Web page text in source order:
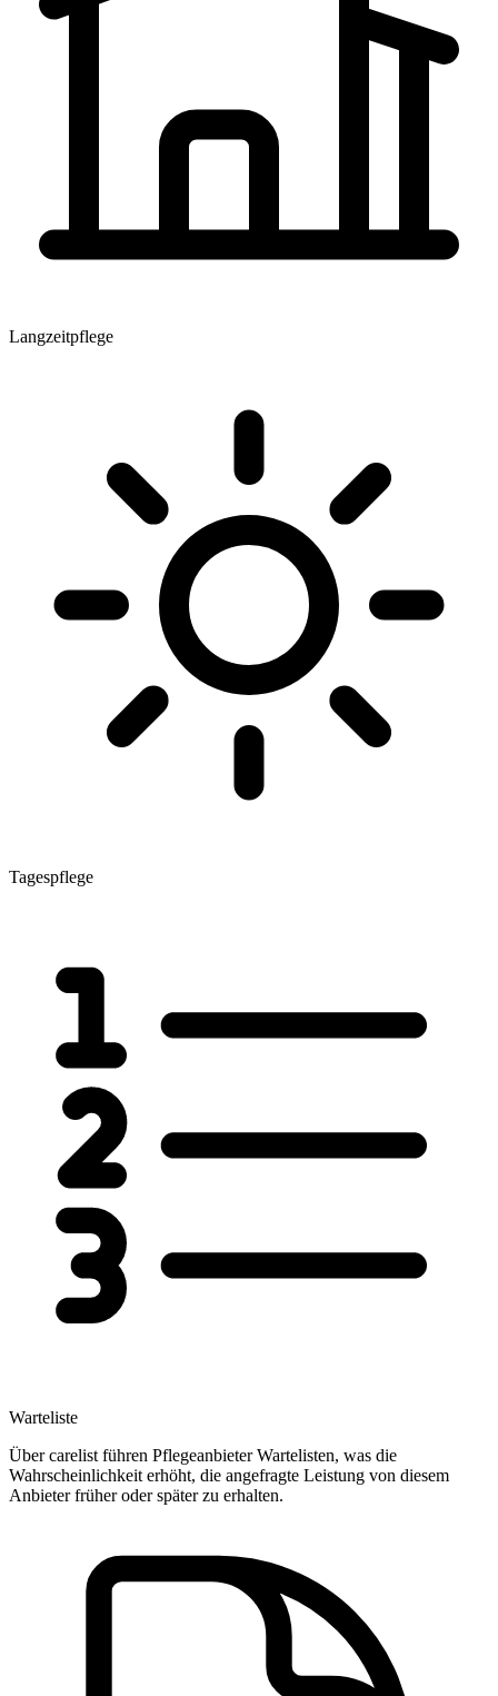
Langzeitpflege
Tagespflege
Warteliste
Über carelist führen Pflegeanbieter Wartelisten, was die
Wahrscheinlichkeit erhöht, die angefragte Leistung von diesem
Anbieter früher oder später zu erhalten.